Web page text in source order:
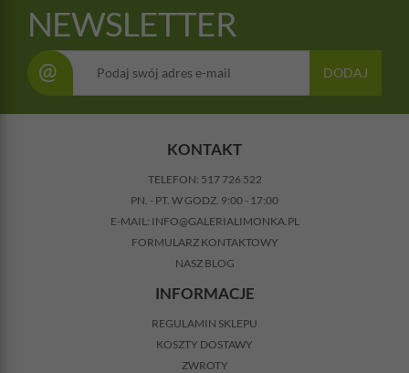
NEWSLETTER
@ DODAJ
KONTAKT
TELEFON: 517 726 522
PN. - PT. W GODZ. 9:00 - 17:00
E-MAIL: INFO@GALERIALIMONKA.PL
FORMULARZ KONTAKTOWY
NASZ BLOG
INFORMACJE
REGULAMIN SKLEPU
KOSZTY DOSTAWY
ZWROTY